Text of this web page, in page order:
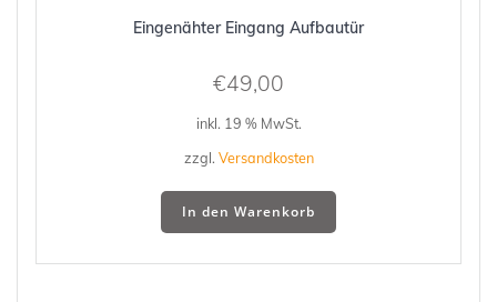
Eingenähter Eingang Aufbautür
€49,00
inkl. 19 % MwSt.
zzgl. Versandkosten
In den Warenkorb